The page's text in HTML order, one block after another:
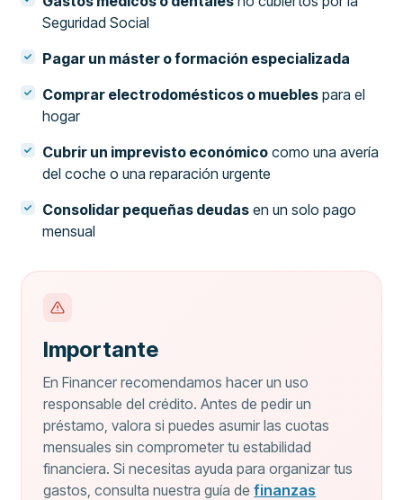
Seguridad Social
Pagar un máster o formación especializada
Comprar electrodomésticos o muebles para el
hogar
Cubrir un imprevisto económico como una avería
del coche o una reparación urgente
Consolidar pequeñas deudas en un solo pago
mensual
Importante
En Financer recomendamos hacer un uso
responsable del crédito. Antes de pedir un
préstamo, valora si puedes asumir las cuotas
mensuales sin comprometer tu estabilidad
financiera. Si necesitas ayuda para organizar tus
gastos, consulta nuestra guía definanzas